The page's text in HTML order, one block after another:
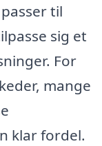
til
sig et
For
mange
klar fordel.